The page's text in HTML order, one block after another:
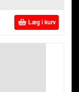
Læg i kurv